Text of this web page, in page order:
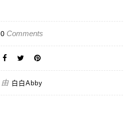
0Comments
由 白白Abby